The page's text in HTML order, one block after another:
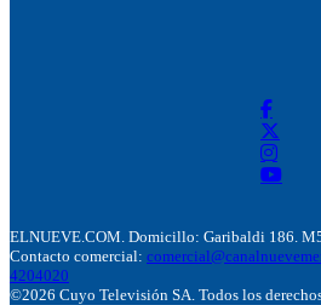
ELNUEVE.COM. Domicillo: Garibaldi 186.
Contacto comercial:
4204020
©2026 Cuyo Televisión SA. Todos los